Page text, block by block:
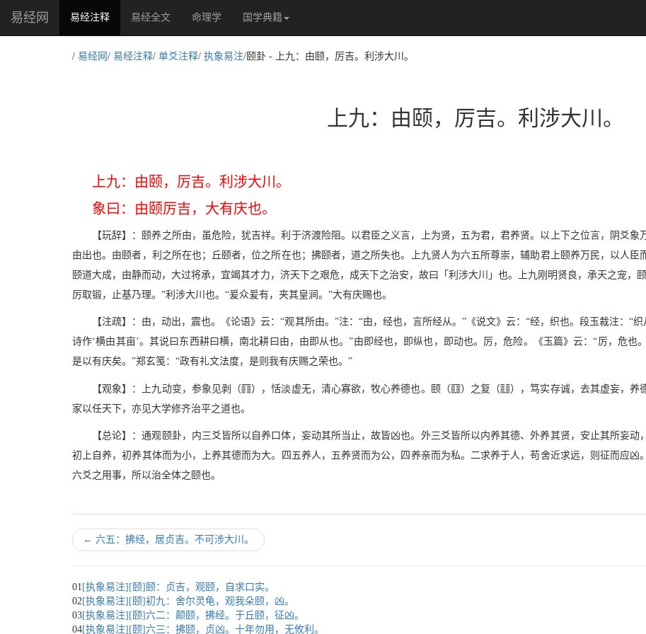
易经网 易经注释(current)易经全文 命理学 国学典籍
/ 易经网 / 易经注释/ 单爻注释/ 执象易注/颐卦 - 上九：由颐，厉吉。利涉大川。
上九：由颐，厉吉。利涉大川。
上九：由颐，厉吉。利涉大川。
象曰：由颐厉吉，大有庆也。
【玩辞】：颐养之所由，虽危险，犹吉祥。利于济渡险阻。以君臣之义言，上为贤，五为君，君养贤。以上下之位言，阴爻
由出也。由颐者，利之所在也；丘颐者，位之所在也；拂颐者，道之所失也。上九贤人为六五所尊崇，辅助君上颐养万民，以人
颐道大成，由静而动，大过将承，宜竭其才力，济天下之艰危，成天下之治安，故曰「利涉大川」也。上九刚明贤良，承天之宠，
厉取锻，止基乃理。”利涉大川也。“爰众爰有，夹其皇涧。”大有庆赐也。
【注疏】：由，动出，震也。《论语》云：“观其所由。”注：“由，经也，言所经从。”《说文》云：“经，织也。段玉裁注：“
诗作‘横由其亩’。其说曰东西耕曰横，南北耕曰由，由即从也。”由即经也，即纵也，即动也。厉，危险。《玉篇》云：“厉，危也
是以有庆矣。”郑玄笺：“政有礼文法度，是则我有庆赐之荣也。”
【观象】：上九动变，参象见剥（c），恬淡虚无，清心寡欲，牧心养德也。颐（m）之复（v），笃实存诚，去其虚妄，养
家以任天下，亦见大学修齐治平之道也。
【总论】：通观颐卦，内三爻皆所以自养口体，妄动其所当止，故皆凶也。外三爻皆所以内养其德、外养其贤，安止其所妄动
初上自养，初养其体而为小，上养其德而为大。四五养人，五养贤而为公，四养亲而为私。二求养于人，苟舍近求远，则征而应
六爻之用事，所以治全体之颐也。
← 六五：拂经，居贞吉。不可涉大川。
01 [执象易注][颐]颐：贞吉，观颐，自求口实。
02[执象易注][颐]初九：舍尔灵龟，观我朵颐，凶。
03[执象易注][颐]六二：颠颐，拂经。于丘颐，征凶。
04[执象易注][颐]六三：拂颐，贞凶。十年勿用，无攸利。